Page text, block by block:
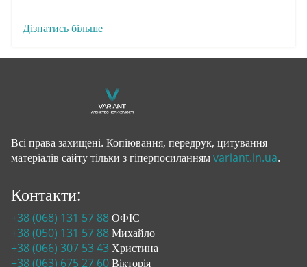
Дізнатись більше
Всі права захищені. Копіювання, передрук, цитування
матеріалів сайту тільки з гіперпосиланнямvariant.in.ua.
Контакти:
+38 (068) 131 57 88ОФІС
+38 (050) 131 57 88Михайло
+38 (066) 307 53 43 Христина
+38 (063) 675 27 60Вікторія